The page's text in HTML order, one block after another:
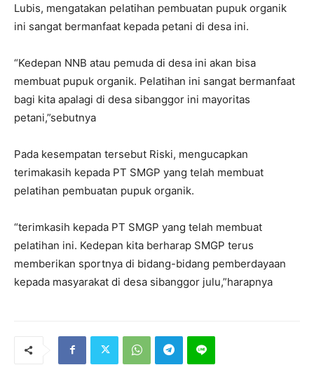
Lubis, mengatakan pelatihan pembuatan pupuk organik
ini sangat bermanfaat kepada petani di desa ini.
“Kedepan NNB atau pemuda di desa ini akan bisa
membuat pupuk organik. Pelatihan ini sangat bermanfaat
bagi kita apalagi di desa sibanggor ini mayoritas
petani,”sebutnya
Pada kesempatan tersebut Riski, mengucapkan
terimakasih kepada PT SMGP yang telah membuat
pelatihan pembuatan pupuk organik.
“terimkasih kepada PT SMGP yang telah membuat
pelatihan ini. Kedepan kita berharap SMGP terus
memberikan sportnya di bidang-bidang pemberdayaan
kepada masyarakat di desa sibanggor julu,”harapnya